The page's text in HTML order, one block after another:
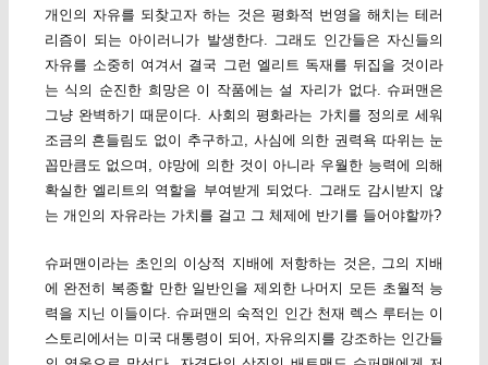
개인의 자유를 되찾고자 하는 것은 평화적 번영을 해치는 테러
리즘이 되는 아이러니가 발생한다. 그래도 인간들은 자신들의
자유를 소중히 여겨서 결국 그런 엘리트 독재를 뒤집을 것이라
는 식의 순진한 희망은 이 작품에는 설 자리가 없다. 슈퍼맨은
그냥 완벽하기 때문이다. 사회의 평화라는 가치를 정의로 세워
조금의 흔들림도 없이 추구하고, 사심에 의한 권력욕 따위는 눈
꼽만큼도 없으며, 야망에 의한 것이 아니라 우월한 능력에 의해
확실한 엘리트의 역할을 부여받게 되었다. 그래도 감시받지 않
는 개인의 자유라는 가치를 걸고 그 체제에 반기를 들어야할까?
슈퍼맨이라는 초인의 이상적 지배에 저항하는 것은, 그의 지배
에 완전히 복종할 만한 일반인을 제외한 나머지 모든 초월적 능
력을 지닌 이들이다. 슈퍼맨의 숙적인 인간 천재 렉스 루터는 이
스토리에서는 미국 대통령이 되어, 자유의지를 강조하는 인간들